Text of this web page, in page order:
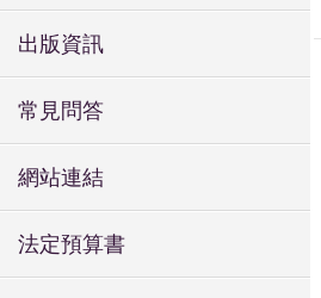
出版資訊
常見問答
網站連結
法定預算書